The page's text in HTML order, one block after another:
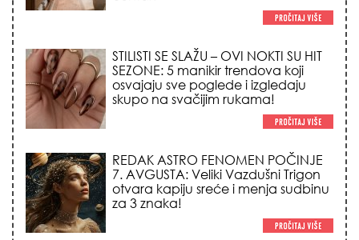
REDAK ASTRO FENOMEN POČINJE
7. AVGUSTA: Veliki Vazdušni Trigon
otvara kapiju sreće i menja sudbinu
za 3 znaka!
NEDELJNI HOROSKOP (10.08. –
16.08.2026.): Stiže moćno
pomračenje Sunca i Veliki Vazdušni
Trigon – evo kome se život menja iz
korena!